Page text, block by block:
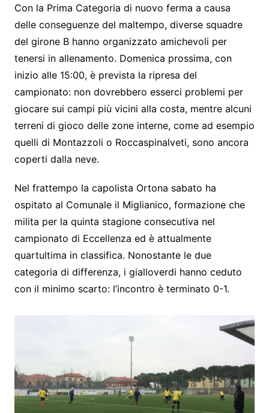
c
e
b
o
o
k
itt
er
s
s
e
n
g
er
at
s
A
p
p
e
gr
a
m
y
p
e
ar
e
Con la Prima Categoria di nuovo ferma a causa
delle conseguenze del maltempo, diverse squadre
del girone B hanno organizzato amichevoli per
tenersi in allenamento. Domenica prossima, con
inizio alle 15:00, è prevista la ripresa del
campionato: non dovrebbero esserci problemi per
giocare sui campi più vicini alla costa, mentre alcuni
terreni di gioco delle zone interne, come ad esempio
quelli di Montazzoli o Roccaspinalveti, sono ancora
coperti dalla neve.
Nel frattempo la capolista Ortona sabato ha
ospitato al Comunale il Miglianico, formazione che
milita per la quinta stagione consecutiva nel
campionato di Eccellenza ed è attualmente
quartultima in classifica. Nonostante le due
categoria di differenza, i gialloverdi hanno ceduto
con il minimo scarto: l’incontro è terminato 0-1.